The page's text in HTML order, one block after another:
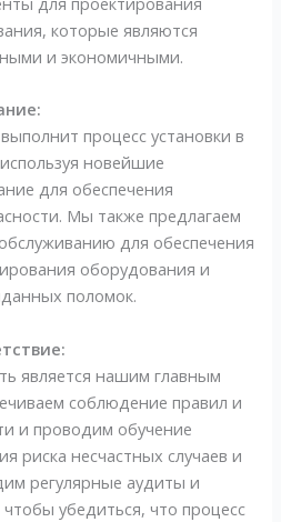
которые являются
и экономичными.
процесс установки в
новейшие
для обеспечения
Мы также предлагаем
для обеспечения
оборудования и
поломок.
является нашим главным
соблюдение правил и
и проводим обучение
риска несчастных случаев и
регулярные аудиты и
убедиться, что процесс